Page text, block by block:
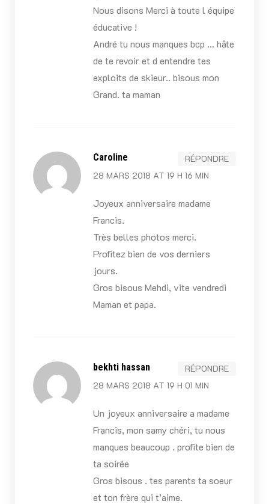
Nous disons Merci à toute l équipe
éducative !
André tu nous manques bcp … hâte
de te revoir et d entendre tes
exploits de skieur.. bisous mon
Grand. ta maman
Caroline
28 MARS 2018 AT 19 H 16 MIN
RÉPONDRE
Joyeux anniversaire madame
Francis.
Très belles photos merci.
Profitez bien de vos derniers
jours.
Gros bisous Mehdi, vite vendredi
Maman et papa.
bekhti hassan
28 MARS 2018 AT 19 H 01 MIN
RÉPONDRE
Un joyeux anniversaire a madame
Francis, mon samy chéri, tu nous
manques beaucoup . profite bien de
ta soirée
Gros bisous . tes parents ta soeur
et ton frère qui t’aime.